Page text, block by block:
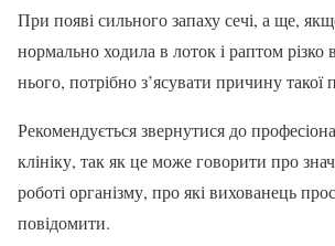
При появі сильного запаху сечі, а ще,
нормально ходила в лоток і раптом різко
нього, потрібно з’ясувати причину такої
Рекомендується звернутися до
клініку, так як це може говорити про
роботі організму, про які вихованець
повідомити.